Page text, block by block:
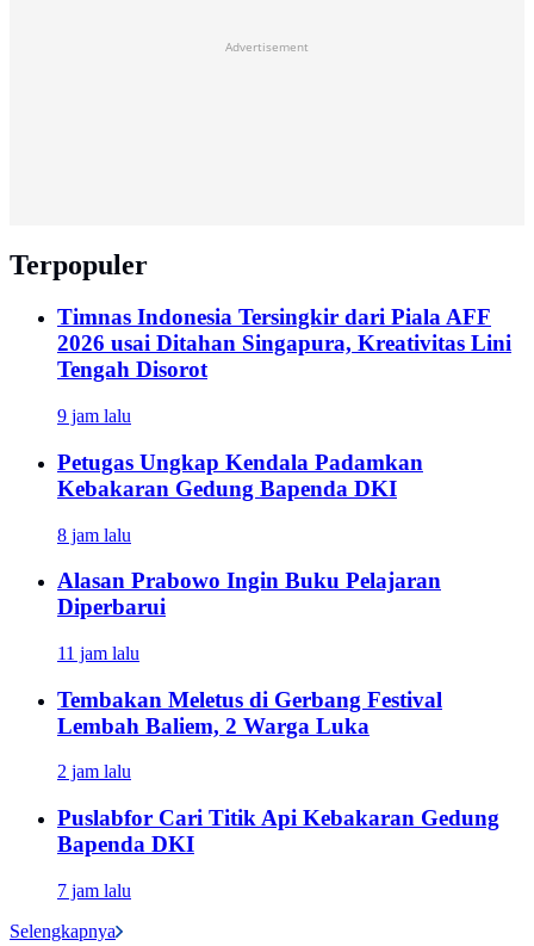
Advertisement
Terpopuler
Timnas Indonesia Tersingkir dari Piala AFF
2026 usai Ditahan Singapura, Kreativitas Lini
Tengah Disorot
9 jam lalu
Petugas Ungkap Kendala Padamkan
Kebakaran Gedung Bapenda DKI
8 jam lalu
Alasan Prabowo Ingin Buku Pelajaran
Diperbarui
11 jam lalu
Tembakan Meletus di Gerbang Festival
Lembah Baliem, 2 Warga Luka
2 jam lalu
Puslabfor Cari Titik Api Kebakaran Gedung
Bapenda DKI
7 jam lalu
Selengkapnya